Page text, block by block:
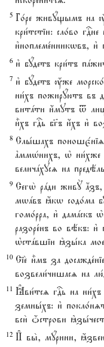
5 Го1ре живyщымъ на
кри1тстіи: сло1во
и3ноплеме1нникwвъ,
6 и3 бyдетъ кри1тъ
7 и3 бyдетъ ќже
ни1хъ пожирyютъ въ
витaти и4мутъ t
и5хъ гDь бг7ъ и4хъ и3
8 Слы1шахъ
ґммHнихъ, њ ни1хже
величaхусz на
9 Сегw2 рaди живY ѓзъ,
мwaвъ ћкw содо1ма
гомо1рра, и3 дамaскъ
разоре1нъ во вёкъ:
њстaвшіи kзы1ка
10 Сіе2 и5мъ за
возвели1чишасz на
11 Kви1тсz гDь на
земны1хъ: и3
вси2 џстрови
12 И# вы2, мyрини,